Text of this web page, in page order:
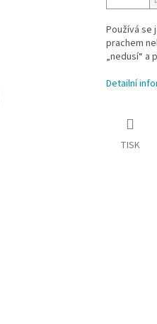
Používá se
prachem
„nedusí“ a
Detailní
TISK